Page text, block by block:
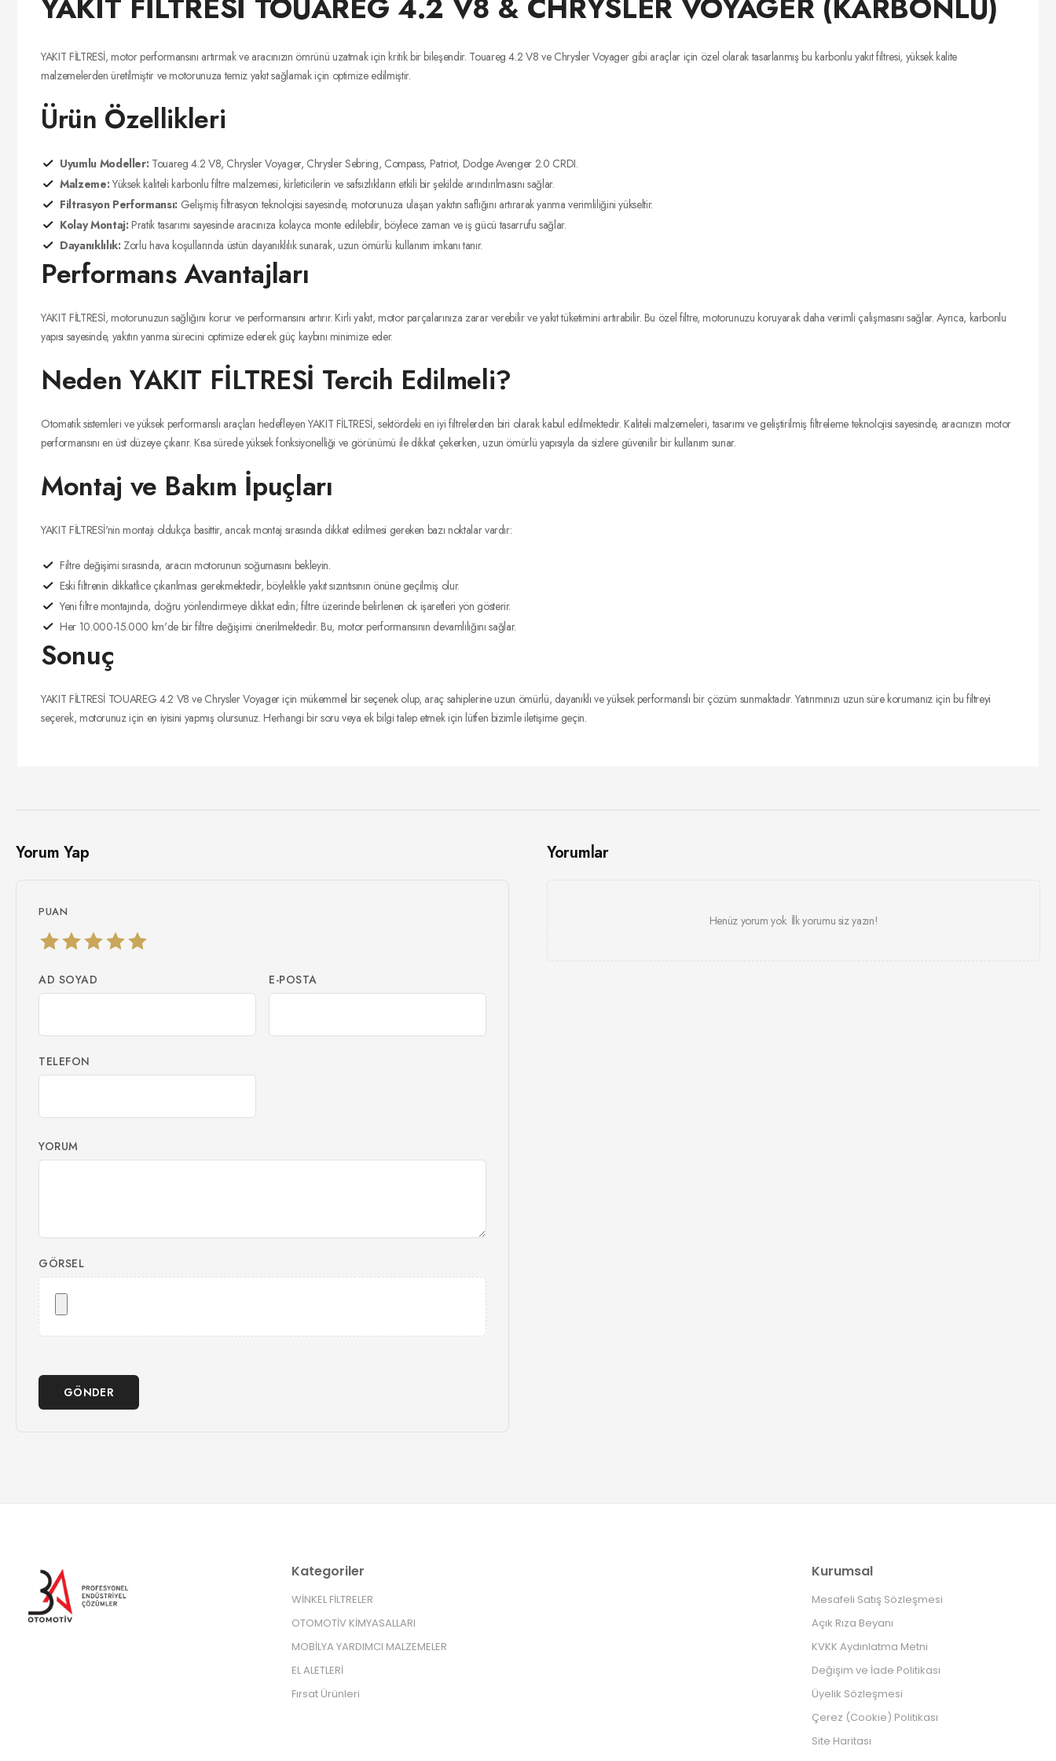
YAKIT FİLTRESİ TOUAREG 4.2 V8 & CHRYSLER VOYAGER (KARBONLU)
YAKIT FİLTRESİ, motor performansını artırmak ve aracınızın ömrünü uzatmak için kritik bir bileşendir. Touareg 4.2 V8 ve Chrysler Voyager gibi araçlar için özel olarak tasarlanmış bu karbonlu yakıt filtresi, yüksek kalite
malzemelerden üretilmiştir ve motorunuza temiz yakıt sağlamak için optimize edilmiştir.
Ürün Özellikleri
Uyumlu Modeller: Touareg 4.2 V8, Chrysler Voyager, Chrysler Sebring, Compass, Patriot, Dodge Avenger 2.0 CRDI.
Malzeme:Yüksek kaliteli karbonlu filtre malzemesi, kirleticilerin ve safsızlıkların etkili bir şekilde arındırılmasını sağlar.
Filtrasyon Performansı: Gelişmiş filtrasyon teknolojisi sayesinde, motorunuza ulaşan yakıtın saflığını artırarak yanma verimliliğini yükseltir.
Kolay Montaj: Pratik tasarımı sayesinde aracınıza kolayca monte edilebilir, böylece zaman ve iş gücü tasarrufu sağlar.
Dayanıklılık: Zorlu hava koşullarında üstün dayanıklılık sunarak, uzun ömürlü kullanım imkanı tanır.
Performans Avantajları
YAKIT FİLTRESİ, motorunuzun sağlığını korur ve performansını artırır. Kirli yakıt, motor parçalarınıza zarar verebilir ve yakıt tüketimini artırabilir. Bu özel filtre, motorunuzu koruyarak daha verimli çalışmasını sağlar. Ayrıca, karbonlu
yapısı sayesinde, yakıtın yanma sürecini optimize ederek güç kaybını minimize eder.
Neden YAKIT FİLTRESİ Tercih Edilmeli?
Otomatik sistemleri ve yüksek performanslı araçları hedefleyen YAKIT FİLTRESİ, sektördeki en iyi filtrelerden biri olarak kabul edilmektedir. Kaliteli malzemeleri, tasarımı ve geliştirilmiş filtreleme teknolojisi sayesinde, aracınızın motor
performansını en üst düzeye çıkarır. Kısa sürede yüksek fonksiyonelliği ve görünümü ile dikkat çekerken, uzun ömürlü yapısıyla da sizlere güvenilir bir kullanım sunar.
Montaj ve Bakım İpuçları
YAKIT FİLTRESİ'nin montajı oldukça basittir, ancak montaj sırasında dikkat edilmesi gereken bazı noktalar vardır:
Filtre değişimi sırasında, aracın motorunun soğumasını bekleyin.
Eski filtrenin dikkatlice çıkarılması gerekmektedir, böylelikle yakıt sızıntısının önüne geçilmiş olur.
Yeni filtre montajında, doğru yönlendirmeye dikkat edin; filtre üzerinde belirlenen ok işaretleri yön gösterir.
Her 10.000-15.000 km'de bir filtre değişimi önerilmektedir. Bu, motor performansının devamlılığını sağlar.
Sonuç
YAKIT FİLTRESİ TOUAREG 4.2 V8 ve Chrysler Voyager için mükemmel bir seçenek olup, araç sahiplerine uzun ömürlü, dayanıklı ve yüksek performanslı bir çözüm sunmaktadır. Yatırımınızı uzun süre korumanız için bu filtreyi
seçerek, motorunuz için en iyisini yapmış olursunuz. Herhangi bir soru veya ek bilgi talep etmek için lütfen bizimle iletişime geçin.
Yorum Yap
PUAN
AD SOYAD E-POSTA
TELEFON
YORUM
GÖRSEL
GÖNDER
Yorumlar
Henüz yorum yok. İlk yorumu siz yazın!
Kategoriler
WİNKEL FİLTRELER
OTOMOTİV KİMYASALLARI
MOBİLYA YARDIMCI MALZEMELER
EL ALETLERİ
Fırsat Ürünleri
Kurumsal
Mesafeli Satış Sözleşmesi
Açık Rıza Beyanı
KVKK Aydınlatma Metni
Değişim ve İade Politikası
Üyelik Sözleşmesi
Çerez (Cookie) Politikası
Site Haritası